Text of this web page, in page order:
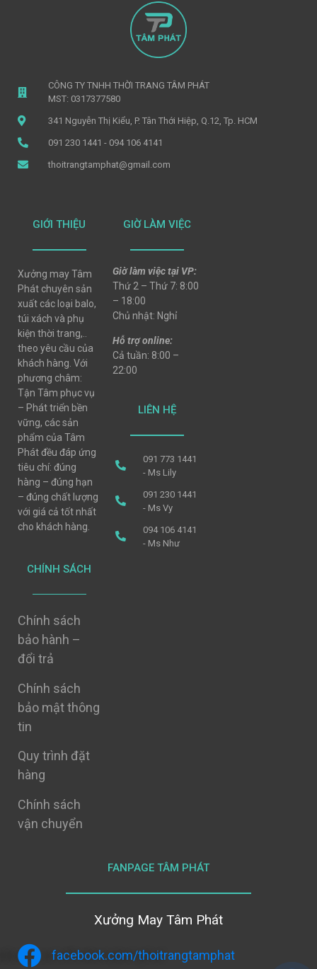
CÔNG TY TNHH THỜI TRANG TÂM PHÁT
MST: 0317377580
341 Nguyễn Thị Kiểu, P. Tân Thới Hiệp, Q.12, Tp. HCM
091 230 1441 - 094 106 4141
thoitrangtamphat@gmail.com
GIỚI THIỆU
Xưởng may Tâm
Phát chuyên sản
xuất các loại balo,
túi xách và phụ
kiện thời trang,..
theo yêu cầu của
khách hàng. Với
phương châm:
Tận Tâm phục vụ
– Phát triển bền
vững, các sản
phẩm của Tâm
Phát đều đáp ứng
tiêu chí: đúng
hàng – đúng hạn
– đúng chất lượng
với giá cả tốt nhất
cho khách hàng.
CHÍNH SÁCH
Chính sách
bảo hành –
đổi trả
Chính sách
bảo mật thông
tin
Quy trình đặt
hàng
Chính sách
vận chuyển
GIỜ LÀM VIỆC
Giờ làm việc tại VP:
Thứ 2 – Thứ 7: 8:00
– 18:00
Chủ nhật: Nghỉ
Hỗ trợ online:
Cả tuần: 8:00 –
22:00
LIÊN HỆ
091 773 1441
- Ms Lily
091 230 1441
- Ms Vy
094 106 4141
- Ms Như
FANPAGE TÂM PHÁT
Xưởng May Tâm Phát
facebook.com/thoitrangtamphat